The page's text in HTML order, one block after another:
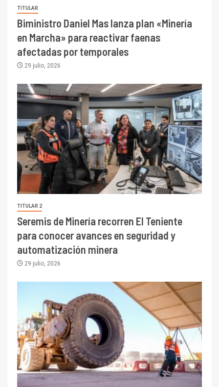
TITULAR
Biministro Daniel Mas lanza plan «Minería
en Marcha» para reactivar faenas
afectadas por temporales
29 julio, 2026
TITULAR 2
Seremis de Minería recorren El Teniente
para conocer avances en seguridad y
automatización minera
29 julio, 2026